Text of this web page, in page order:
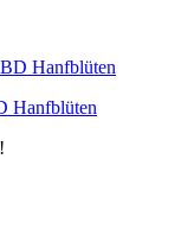
Hanfblüten